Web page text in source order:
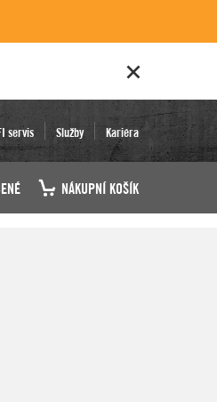
servis Služby Kariéra
NÁKUPNÍ KOŠÍK